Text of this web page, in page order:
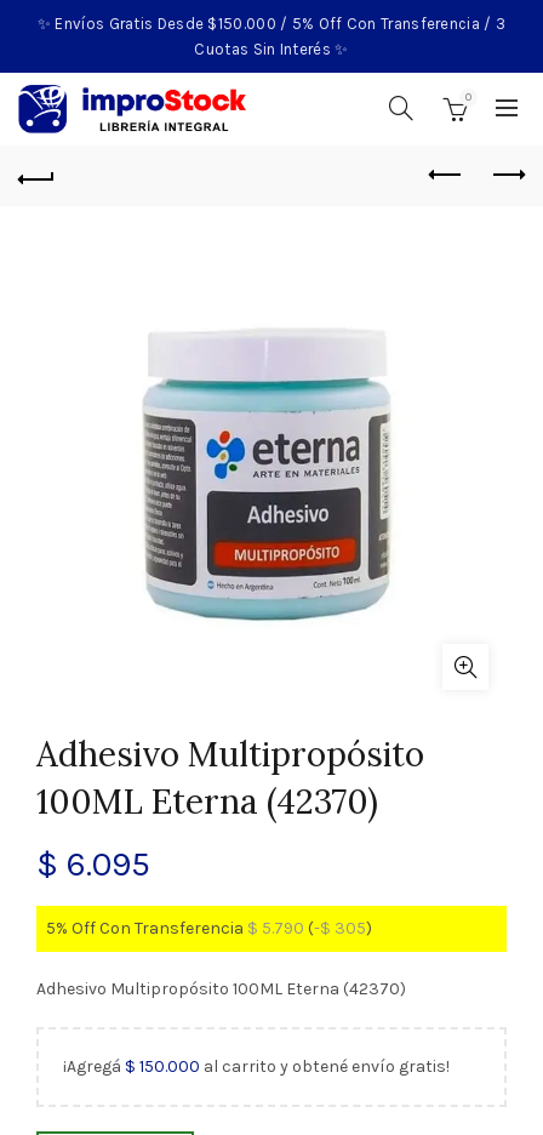
✨ Envíos Gratis Desde $150.000 / 5% Off Con Transferencia / 3
Cuotas Sin Interés ✨
0
Adhesivo Multipropósito
100ML Eterna (42370)
$ 6.095
5% Off Con Transferencia $ 5.790 (-$ 305)
Adhesivo Multipropósito 100ML Eterna (42370)
¡Agregá $ 150.000 al carrito y obtené envío gratis!